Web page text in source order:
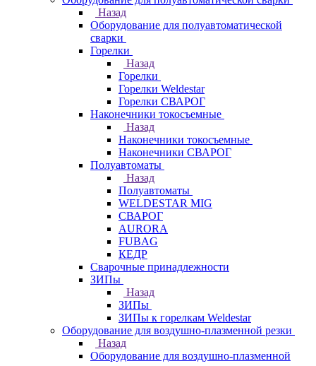
Назад
Оборудование для полуавтоматической
сварки
Горелки
Назад
Горелки
Горелки Weldestar
Горелки СВАРОГ
Наконечники токосъемные
Назад
Наконечники токосъемные
Наконечники СВАРОГ
Полуавтоматы
Назад
Полуавтоматы
WELDESTAR MIG
СВАРОГ
AURORA
FUBAG
КЕДР
Сварочные принадлежности
ЗИПы
Назад
ЗИПы
ЗИПы к горелкам Weldestar
Оборудование для воздушно-плазменной резки
Назад
Оборудование для воздушно-плазменной